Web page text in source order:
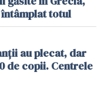
totul
au plecat, dar
de copii. Centrele